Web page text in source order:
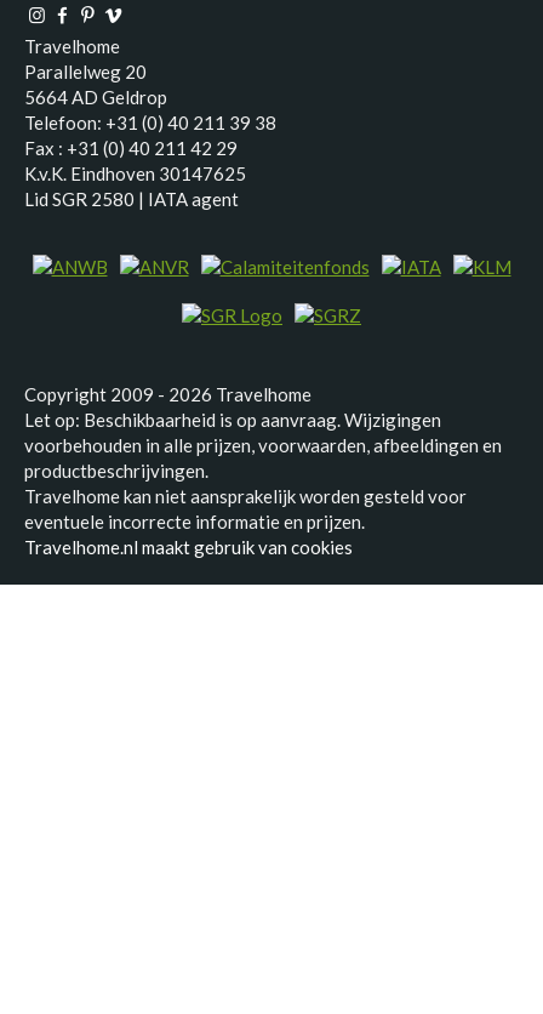
Travelhome
Parallelweg 20
5664 AD Geldrop
Telefoon: +31 (0) 40 211 39 38
Fax : +31 (0) 40 211 42 29
K.v.K. Eindhoven 30147625
Lid SGR 2580 | IATA agent
Copyright 2009 - 2026 Travelhome
Let op: Beschikbaarheid is op aanvraag. Wijzigingen
voorbehouden in alle prijzen, voorwaarden, afbeeldingen en
productbeschrijvingen.
Travelhome kan niet aansprakelijk worden gesteld voor
eventuele incorrecte informatie en prijzen.
Travelhome.nl maakt gebruik van cookies